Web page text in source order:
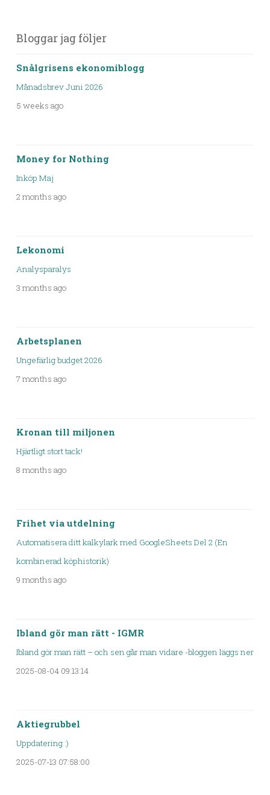
Bloggar jag följer
Snålgrisens ekonomiblogg
Månadsbrev Juni 2026
5 weeks ago
Money for Nothing
Inköp Maj
2 months ago
Lekonomi
Analysparalys
3 months ago
Arbetsplanen
Ungefärlig budget 2026
7 months ago
Kronan till miljonen
Hjärtligt stort tack!
8 months ago
Frihet via utdelning
Automatisera ditt kalkylark med GoogleSheets Del 2 (En
kombinerad köphistorik)
9 months ago
Ibland gör man rätt - IGMR
Ibland gör man rätt – och sen går man vidare -bloggen läggs ner
2025-08-04 09:13:14
Aktiegrubbel
Uppdatering :)
2025-07-13 07:58:00